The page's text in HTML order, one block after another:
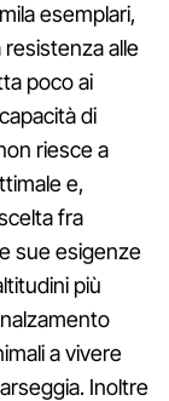
esemplari,
resistenza alle
poco ai
di
riesce a
e,
fra
sue esigenze
più
a vivere
Inoltre